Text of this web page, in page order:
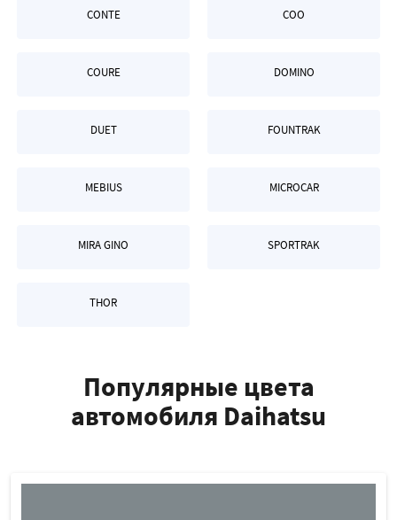
CONTE COO
COURE DOMINO
DUET FOUNTRAK
MEBIUS MICROCAR
MIRA GINO SPORTRAK
THOR
Популярные цвета
автомобиля Daihatsu